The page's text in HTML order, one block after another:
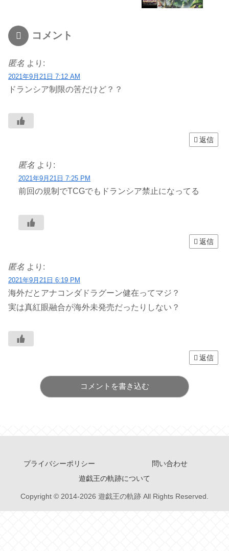
コメント
匿名 より:
2021年9月21日 7:12 AM
ドランシア制限の筈だけど？？
返信
匿名 より:
2021年9月21日 7:25 PM
前回の規制でTCGでもドランシア禁止になってる
返信
匿名 より:
2021年9月21日 6:19 PM
海外だとアナコンダドラグーン健在ってマジ？
実は真紅眼融合が海外未発売だったりしない？
返信
コメントを書き込む
プライバシーポリシー
問い合わせ
遊戯王の軌跡について
Copyright © 2014-2026 遊戯王の軌跡 All Rights Reserved.